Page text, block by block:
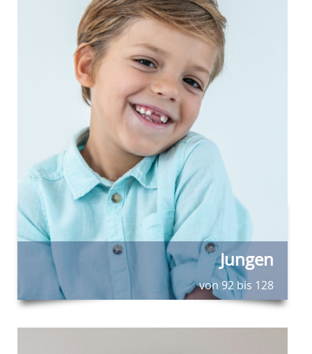
Jungen
von 92 bis 128